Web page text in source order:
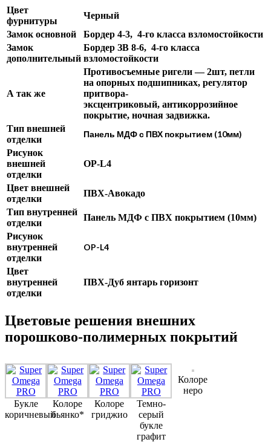
Цвет
фурнитуры
Черный
Замок основной
Бордер 4-3, 4-го класса взломостойкости
Замок
дополнительный
Бордер ЗВ 8-6, 4-го класса
взломостойкости
А так же
Противосъемные ригели — 2шт, петли
на опорных подшипниках, регулятор
притвора-
эксцентриковый, антикоррозийное
покрытие, ночная задвижка.
Тип внешней
отделки
Панель МДФ с ПВХ покрытием (10мм)
Рисунок
внешней
отделки
OP-L4
Цвет внешней
отделки
ПВХ-Авокадо
Тип внутренней
отделки
Панель МДФ с ПВХ покрытием (10мм)
Рисунок
внутренней
отделки
OP-L4
Цвет
внутренней
отделки
ПВХ-Дуб янтарь горизонт
Цветовые решения внешних
порошково-полимерных покрытий
Букле
коричневый
Колоре
бьянко*
Колоре
гриджио
Темно-
серый
букле
графит
Колоре
неро